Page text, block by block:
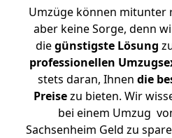
Umzüge können mitunter
aber keine Sorge, denn
diegünstigste Lösung
professionellen
stets daran, Ihnen die
Preisezu bieten. Wir
bei einem Umzug
Sachsenheim Geld zu